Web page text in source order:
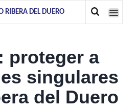
RIBERA DEL DUERO
proteger a
singulares
del Duero